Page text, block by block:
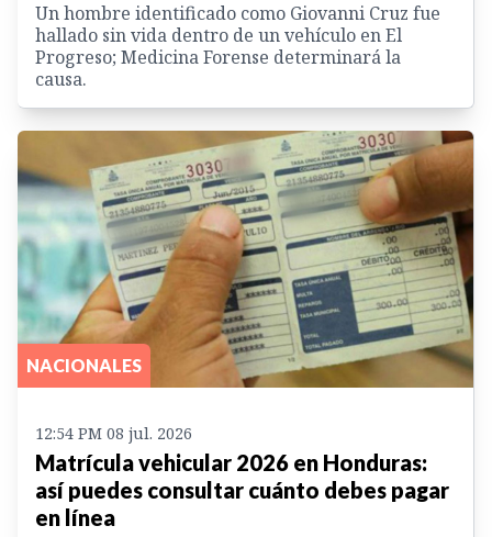
Un hombre identificado como Giovanni Cruz fue
hallado sin vida dentro de un vehículo en El
Progreso; Medicina Forense determinará la
causa.
NACIONALES
12:54 PM 08 jul. 2026
Matrícula vehicular 2026 en Honduras:
así puedes consultar cuánto debes pagar
en línea